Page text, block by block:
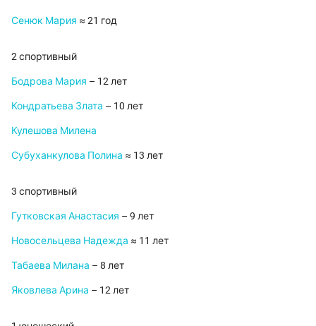
Сенюк Мария ≈ 21 год
2 спортивный
Бодрова Мария – 12 лет
Кондратьева Злата – 10 лет
Кулешова Милена
Субуханкулова Полина ≈ 13 лет
3 спортивный
Гутковская Анастасия – 9 лет
Новосельцева Надежда ≈ 11 лет
Табаева Милана – 8 лет
Яковлева Арина – 12 лет